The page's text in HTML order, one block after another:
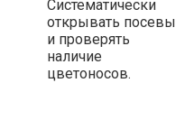
Систематически
открывать посевы
и проверять
наличие
цветоносов.